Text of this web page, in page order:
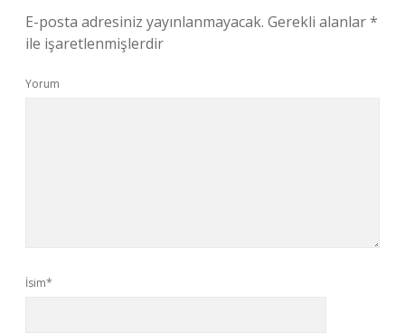
E-posta adresiniz yayınlanmayacak. Gerekli alanlar*
ile işaretlenmişlerdir
Yorum
İsim*